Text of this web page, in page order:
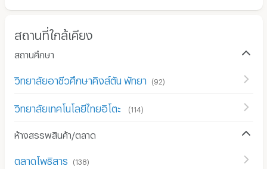
สถานที่ใกล้เคียง
สถานศึกษา
วิทยาลัยอาชีวศึกษาคิงส์ตัน พัทยา (92)
วิทยาลัยเทคโนโลยีไทยอิโตะ (114 )
ห้างสรรพสินค้า/ตลาด
ตลาดโพธิสาร (138)